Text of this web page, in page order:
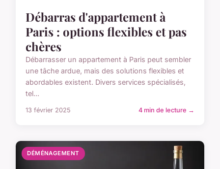
Débarras d'appartement à
Paris : options flexibles et pas
chères
Débarrasser un appartement à Paris peut sembler
une tâche ardue, mais des solutions flexibles et
abordables existent. Divers services spécialisés,
tel...
13 février 2025 4 min de lecture →
DÉMÉNAGEMENT